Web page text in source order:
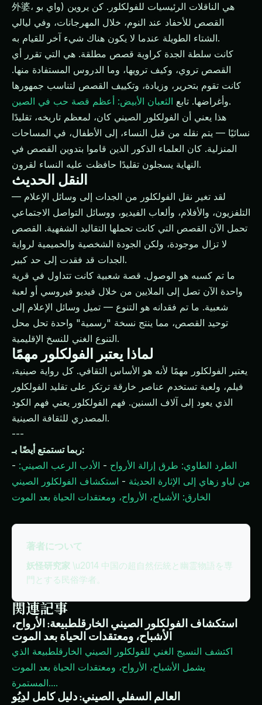
外婆، واي بو) هي الناقلات الرئيسيات للفولكلور. كن يروين
القصص للأحفاد عند النوم، خلال المهرجانات، وفي ليالي
الشتاء الطويلة عندما لا يكون هناك شيء آخر للقيام به.
كانت سلطة الجدة كراوية قصص مطلقة. هي التي تقرر أي
القصص تروي، وكيف ترويها، وما الدروس المستفادة منها.
كانت تقوم بتحرير، وزيادة، وتكييف القصص لتناسب جمهورها
وأغراضها. تابع الثعبان الأبيض: أعظم قصة حب في الصين
.
هذا يعني أن الفولكلور الصيني كان، لمعظم تاريخه، تقليدًا
نسائيًا — يتم نقله من قبل النساء، إلى الأطفال، في المساحات
المنزلية. كان العلماء الذكور الذين قاموا بتدوين القصص في
النهاية يسجلون تقليدًا حافظت عليه النساء لقرون.
النقل الحديث
لقد تغير نقل الفولكلور من الجدات إلى وسائل الإعلام —
التلفزيون، والأفلام، وألعاب الفيديو، ووسائل التواصل الاجتماعي
تحمل الآن القصص التي كانت تحملها التقاليد الشفهية. القصص
لا تزال موجودة، ولكن الجودة الشخصية والحميمية لرواية
الجدات قد فقدت إلى حد كبير.
ما تم كسبه هو الوصول. قصة شعبية كانت تتداول في قرية
واحدة الآن تصل إلى الملايين من خلال فيديو فيروسي أو لعبة
شعبية. ما تم فقدانه هو التنوع — تميل وسائل الإعلام إلى
توحيد القصص، مما ينتج نسخة "رسمية" واحدة تحل محل
التنوع الغني للنسخ الإقليمية.
لماذا يعتبر الفولكلور مهمًا
يعتبر الفولكلور مهمًا لأنه هو الأساس الثقافي. كل رواية صينية،
فيلم، ولعبة تستخدم عناصر خارقة ترتكز على تقليد الفولكلور
الذي يعود إلى آلاف السنين. فهم الفولكلور يعني فهم الكود
المصدري للثقافة الصينية.
---
ربما تستمتع أيضًا بـ:
-
الطرد الطاوي: طرق إزالة الأرواح - الأدب الرعب الصيني:
من لياو زهاي إلى الإثارة الحديثة - استكشاف الفولكلور الصيني
الخارق: الأشباح، الأرواح، ومعتقدات الحياة بعد الموت
著者について
妖怪研究家 \u2014 中国の超自然伝統と幽霊物語を専
門とする民俗学者。
関連記事
استكشاف الفولكلور الصيني الخارقلطبيعة: الأرواح،
الأشباح، ومعتقدات الحياة بعد الموت
اكتشف النسيج الغني للفولكلور الصيني الخارقلطبيعة الذي
يشمل الأشباح، الأرواح، ومعتقدات الحياة بعد الموت
المستمرة....
العالم السفلي الصيني: دليل كامل لدِيُو